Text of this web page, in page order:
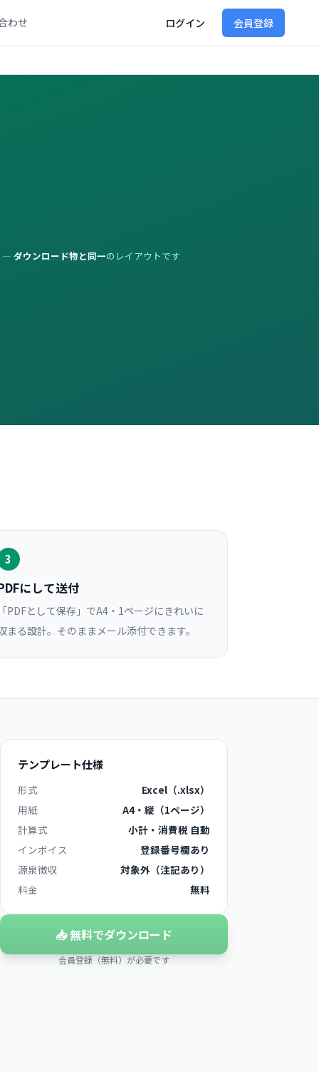
わせ ログイン 会員登録
— ダウンロード物と同一のレイアウトです
3
にして送付
PDFとして保存」でA4・1ページにきれいに
まる設計。そのままメール添付できます。
テンプレート仕様
形式
Excel（.xlsx）
用紙
A4・縦（1ページ）
計算式
小計・消費税 自動
インボイス
登録番号欄あり
源泉徴収
対象外（注記あり）
料金
無料
📥 無料でダウンロード
会員登録（無料）が必要です